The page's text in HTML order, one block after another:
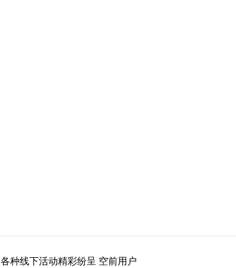
各种线下活动精彩纷呈 空前用户